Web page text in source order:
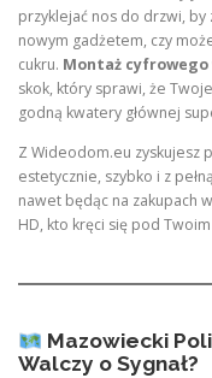
przyklejać nos do drzwi, by
nowym gadżetem, czy
cukru. Montaż cyfrowego
skok, który sprawi, że
godną kwatery głównej
Z Wideodom.eu zyskujesz
estetycznie, szybko i z
nawet będąc na zakupach
HD, kto kręci się pod
Mazowiecki
Walczy o Sygnał?